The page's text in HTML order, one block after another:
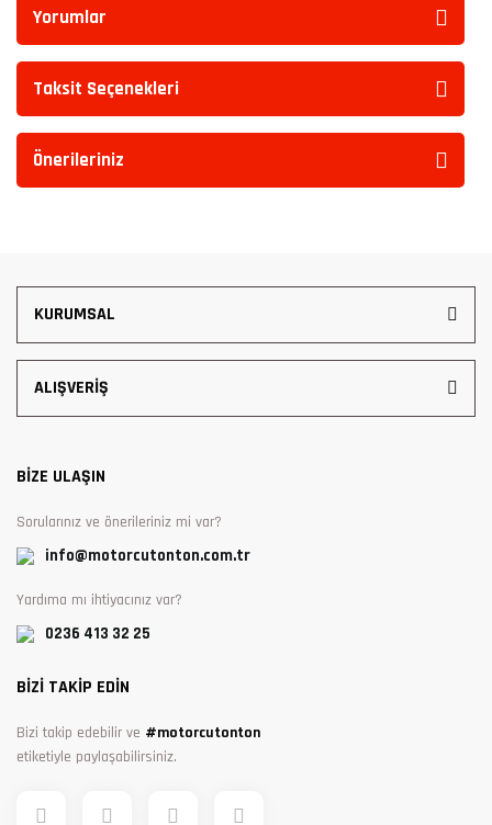
Yorumlar
Taksit Seçenekleri
Önerileriniz
KURUMSAL
ALIŞVERİŞ
BİZE ULAŞIN
Sorularınız ve önerileriniz mi var?
info@motorcutonton.com.tr
Yardıma mı ihtiyacınız var?
0236 413 32 25
BİZİ TAKİP EDİN
Bizi takip edebilir ve #motorcutonton
etiketiyle paylaşabilirsiniz.